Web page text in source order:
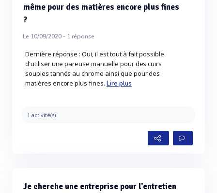
même pour des matières encore plus fines
?
Le 10/09/2020 - 1réponse
Dernière réponse : Oui, il est tout à fait possible
d'utiliser une pareuse manuelle pour des cuirs
souples tannés au chrome ainsi que pour des
matières encore plus fines. Lire plus
1 activité(s)
Je cherche une entreprise pour l'entretien